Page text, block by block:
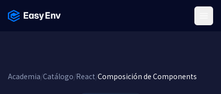
Academia/Catálogo/React/Composición de Components